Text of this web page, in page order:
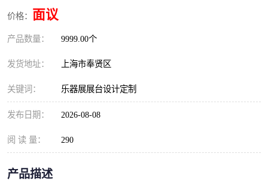
价格： 面议
产品数量： 9999.00个
发货地址： 上海市奉贤区
关键词： 乐器展展台设计定制
发布日期： 2026-08-08
阅 读 量： 290
产品描述